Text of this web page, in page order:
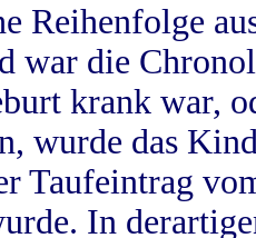
Reihenfolge
war die
krank war,
wurde das
Taufeintrag
In